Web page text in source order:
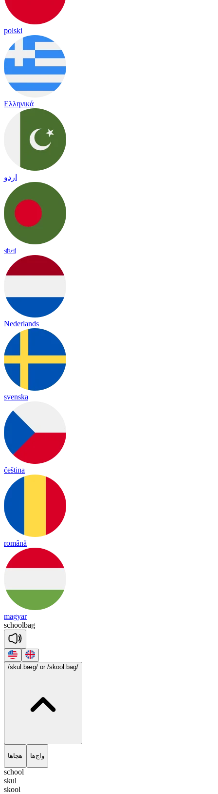
polski
Ελληνικά
اردو
বাংলা
Nederlands
svenska
čeština
română
magyar
schoolbag
/skul.bæg/ or /skool.bāg/
هجاها واج‌ها
school
skul
skool